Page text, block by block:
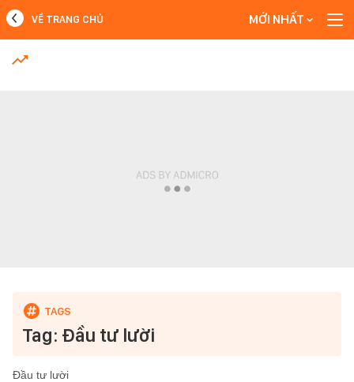
MỚI NHẤT
VỀ TRANG CHỦ MỚI NHẤT
Tag: Đầu tư lười
Đầu tư lười